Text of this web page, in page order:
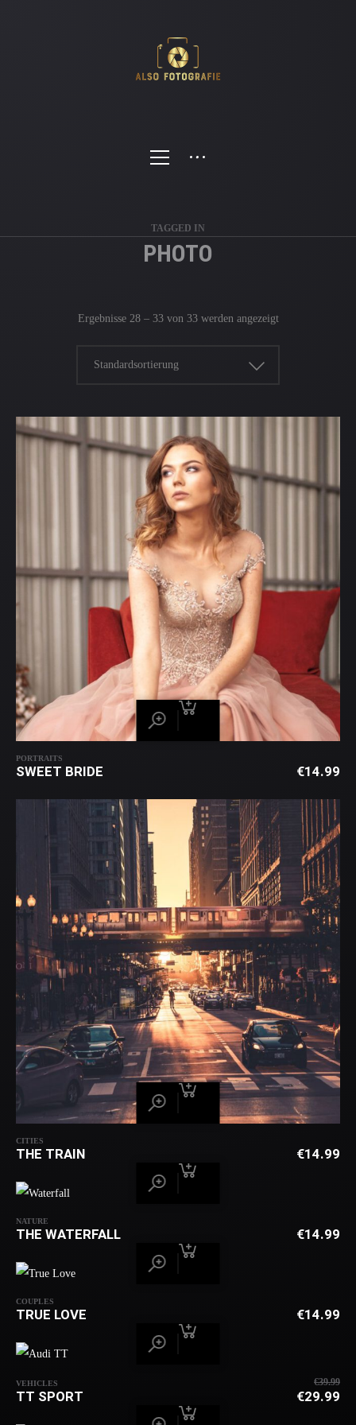
TAGGED IN
PHOTO
Ergebnisse 28 – 33 von 33 werden angezeigt
Standardsortierung
PORTRAITS
SWEET BRIDE €14.99
CITIES
THE TRAIN €14.99
NATURE
THE WATERFALL €14.99
COUPLES
TRUE LOVE €14.99
VEHICLES
TT SPORT
€39.99
€29.99